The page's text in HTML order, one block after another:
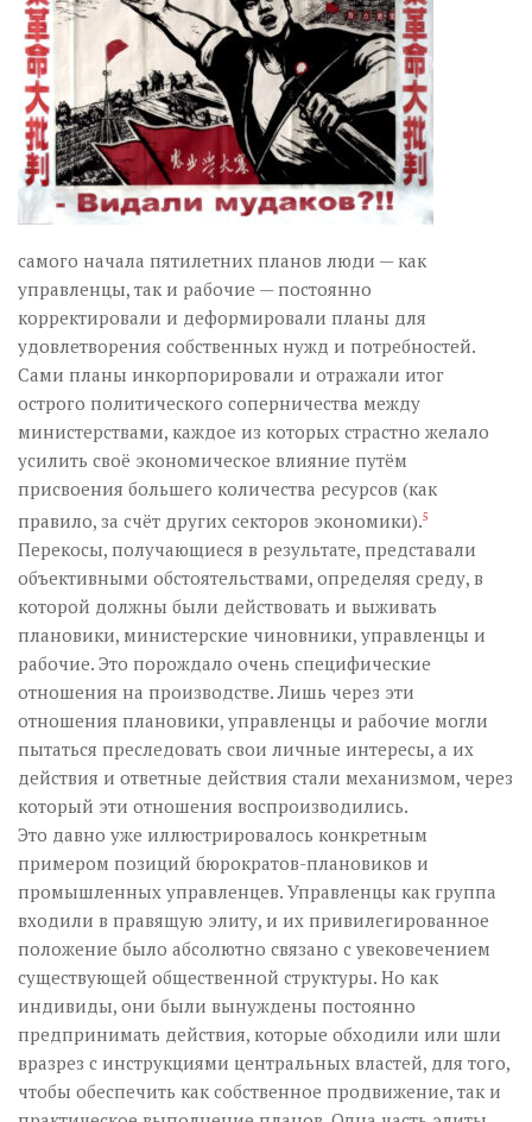
самого начала пятилетних планов люди — как
управленцы, так и рабочие — постоянно
корректировали и деформировали планы для
удовлетворения собственных нужд и потребностей.
Сами планы инкорпорировали и отражали итог
острого политического соперничества между
министерствами, каждое из которых страстно желало
усилить своё экономическое влияние путём
присвоения большего количества ресурсов (как
правило, за счёт других секторов экономики).5
Перекосы, получающиеся в результате, представали
объективными обстоятельствами, определяя среду, в
которой должны были действовать и выживать
плановики, министерские чиновники, управленцы и
рабочие. Это порождало очень специфические
отношения на производстве. Лишь через эти
отношения плановики, управленцы и рабочие могли
пытаться преследовать свои личные интересы, а их
действия и ответные действия стали механизмом, через
который эти отношения воспроизводились.
Это давно уже иллюстрировалось конкретным
примером позиций бюрократов-плановиков и
промышленных управленцев. Управленцы как группа
входили в правящую элиту, и их привилегированное
положение было абсолютно связано с увековечением
существующей общественной структуры. Но как
индивиды, они были вынуждены постоянно
предпринимать действия, которые обходили или шли
вразрез с инструкциями центральных властей, для того,
чтобы обеспечить как собственное продвижение, так и